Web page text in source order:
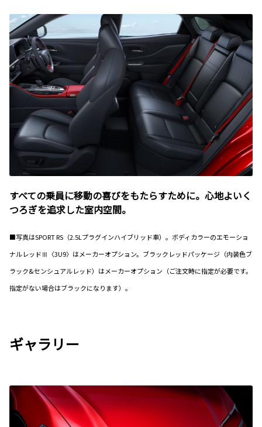
すべての乗員に移動の喜びをもたらすために。心地よいく
つろぎを追求した室内空間。
■写真はSPORT RS（2.5Lプラグインハイブリッド車）。ボディカラーのエモーショ
ナルレッドⅢ〈3U9〉はメーカーオプション。ブラックレッドパッケージ（内装色ブ
ラック&センシュアルレッド）はメーカーオプション（ご注文時に指定が必要です。
指定がない場合はブラックになります）。
ギャラリー